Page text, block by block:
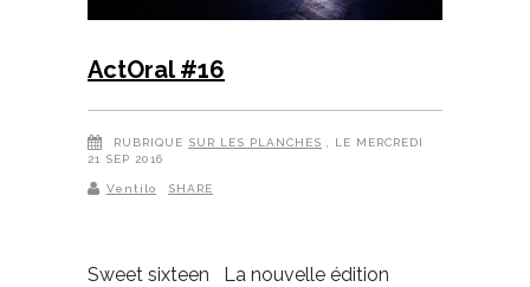
ActOral #16
RUBRIQUE SUR LES PLANCHES , LE MERCREDI
21 SEP 2016
Ventilo SHARE
Sweet sixteen La nouvelle édition